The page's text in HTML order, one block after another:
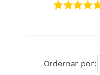
Ordernar por: